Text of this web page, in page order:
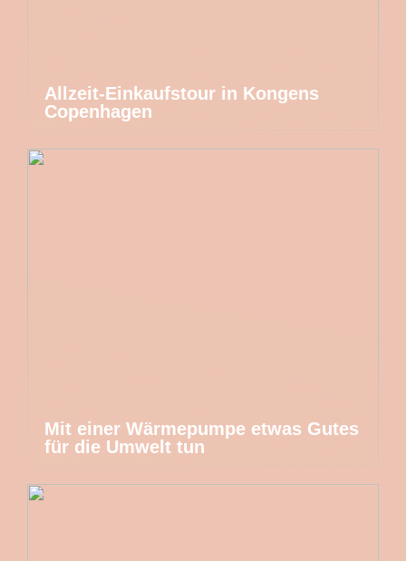
Allzeit-Einkaufstour in Kongens
Copenhagen
Mit einer Wärmepumpe etwas Gutes
für die Umwelt tun